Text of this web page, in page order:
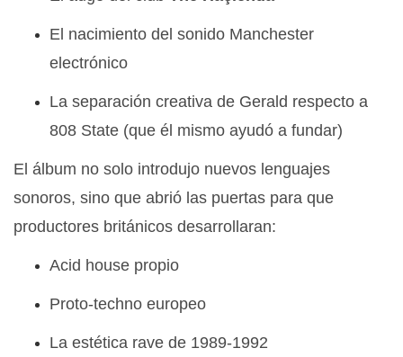
El nacimiento del sonido Manchester
electrónico
La separación creativa de Gerald respecto a
808 State (que él mismo ayudó a fundar)
El álbum no solo introdujo nuevos lenguajes
sonoros, sino que abrió las puertas para que
productores británicos desarrollaran:
Acid house propio
Proto-techno europeo
La estética rave de 1989-1992